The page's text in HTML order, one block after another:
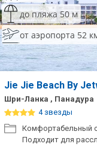
до пляжа 50 м
от аэропорта 52
Jie Jie Beach By
Шри-Ланка , Панадура
4 звезды
Комфортабельный
Подходит для
Сетевые отели
Сетевые отели
Сетевые отели
Сетевые отели